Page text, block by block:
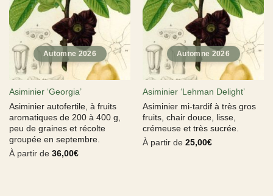
Asiminier ‘Georgia’
Asiminier autofertile, à fruits
aromatiques de 200 à 400 g,
peu de graines et récolte
groupée en septembre.
À partir de 36,00€
Asiminier ‘Lehman Delight’
Asiminier mi-tardif à très gros
fruits, chair douce, lisse,
crémeuse et très sucrée.
À partir de 25,00€